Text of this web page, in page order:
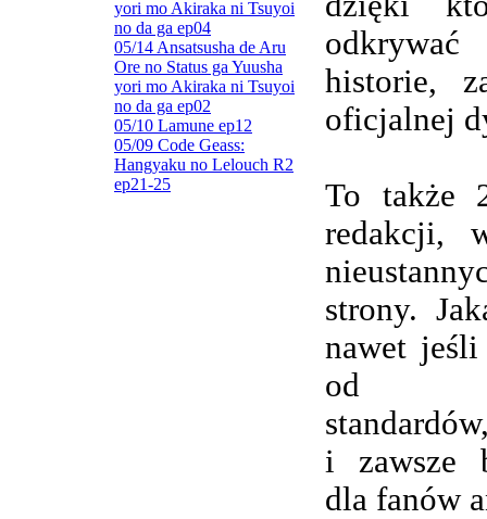
yori mo Akiraka ni Tsuyoi
no da ga ep04
05/14 Ansatsusha de Aru
Ore no Status ga Yuusha
yori mo Akiraka ni Tsuyoi
no da ga ep02
05/10 Lamune ep12
05/09 Code Geass:
Hangyaku no Lelouch R2
ep21-25
historie,
oficjalnej
To także
redakcji,
strony.
nawet
od
i zawsze
dla fanów